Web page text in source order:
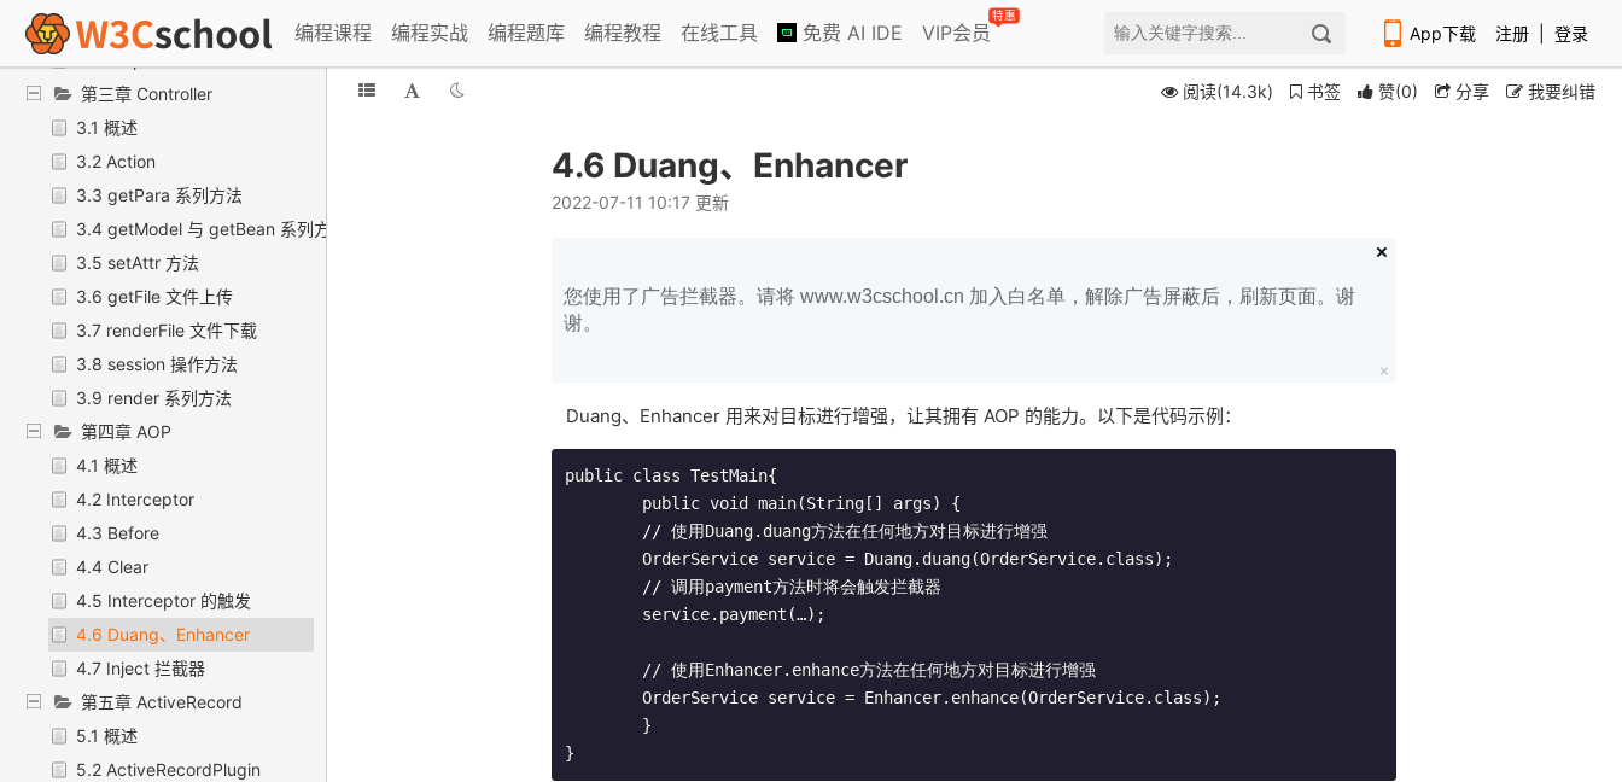
编程课程 编程实战 编程题库 编程教程 在线工具 免费 AI IDE VIP会员
特惠
App下载 注册 登录
2.7 afterJFinalStart()与 beforeJFinalStop()
第三章 Controller
3.1 概述
3.2 Action
3.3 getPara 系列方法
3.4 getModel 与 getBean 系列方法
3.5 setAttr 方法
3.6 getFile 文件上传
3.7 renderFile 文件下载
3.8 session 操作方法
3.9 render 系列方法
第四章 AOP
4.1 概述
4.2 Interceptor
4.3 Before
4.4 Clear
4.5 Interceptor 的触发
4.6 Duang、Enhancer
4.7 Inject 拦截器
第五章 ActiveRecord
5.1 概述
5.2 ActiveRecordPlugin
阅读(14.3k) 书签 赞(0) 分享 我要纠错
4.6 Duang、Enhancer
2022-07-11 10:17 更新
您使用了广告拦截器。请将 www.w3cschool.cn 加入白名单，解除广告屏蔽后，刷新页面。谢
谢。
Duang、Enhancer 用来对目标进行增强，让其拥有 AOP 的能力。以下是代码示例：
public class TestMain{
}